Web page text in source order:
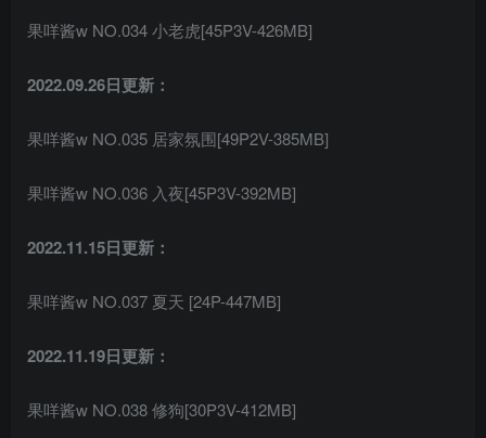
果咩酱w NO.034 小老虎[45P3V-426MB]
2022.09.26日更新：
果咩酱w NO.035 居家氛围[49P2V-385MB]
果咩酱w NO.036 入夜[45P3V-392MB]
2022.11.15日更新：
果咩酱w NO.037 夏天 [24P-447MB]
2022.11.19日更新：
果咩酱w NO.038 修狗[30P3V-412MB]